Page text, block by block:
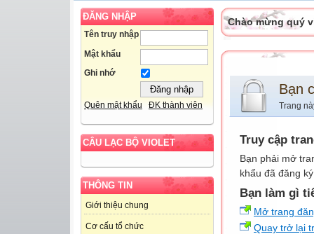
ĐĂNG NHẬP
Tên truy nhập
Mật khẩu
Ghi nhớ
Quên mật khẩu ĐK thành viên
CÂU LẠC BỘ VIOLET
THÔNG TIN
Giới thiệu chung
Cơ cấu tổ chức
Chào mừng quý
Bạn
Trang
Truy cập
Bạn phải mở
khẩu đã đăng
Bạn làm gì
Mở trang
Quay trở lại